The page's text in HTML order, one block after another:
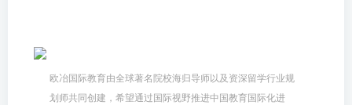
欧冶国际教育由全球著名院校海归导师以及资深留学行业规
划师共同创建，希望通过国际视野推进中国教育国际化进